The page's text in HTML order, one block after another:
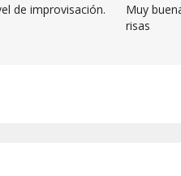
de improvisación.
Muy
risas